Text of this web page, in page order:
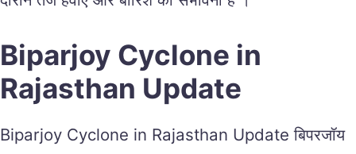
Biparjoy Cyclone in
Rajasthan Update
Biparjoy Cyclone in Rajasthan Update बिपरजॉय